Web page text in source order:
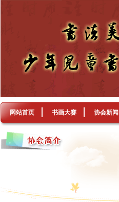
网站首页 书画大赛 协会新闻